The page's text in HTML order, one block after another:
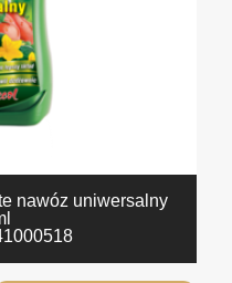
nawóz uniwersalny